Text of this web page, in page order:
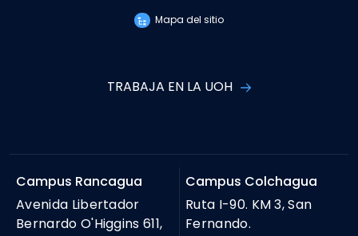
Mapa del sitio
TRABAJA EN LA UOH
Campus Rancagua
Avenida Libertador
Bernardo O'Higgins 611,
Campus Colchagua
Ruta I-90. KM 3, San
Fernando.